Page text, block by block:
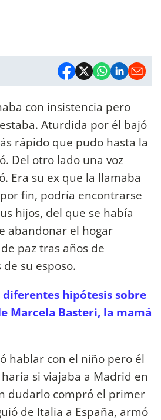
con insistencia pero
Aturdida por él bajó
rápido que pudo hasta la
Del otro lado una voz
Era su ex que la llamaba
fin, podría encontrarse
hijos, del que se había
abandonar el hogar
paz tras años de
su esposo.
diferentes hipótesis sobre
Marcela Basteri, la mamá
hablar con el niño pero él
si viajaba a Madrid en
dudarlo compró el primer
de Italia a España, armó